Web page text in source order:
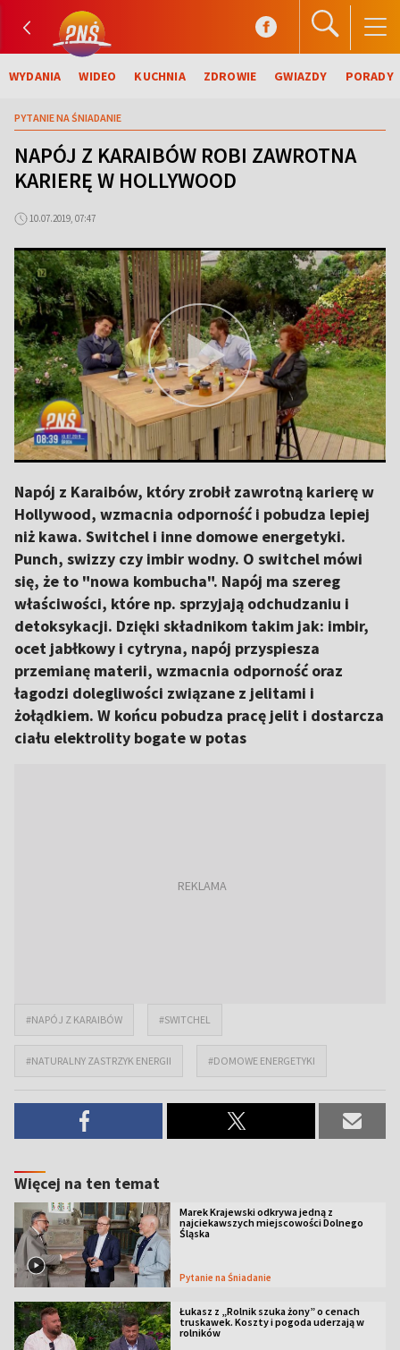
WYDANIA WIDEO KUCHNIA ZDROWIE GWIAZDY PORADY
PYTANIE NA ŚNIADANIE
NAPÓJ Z KARAIBÓW ROBI ZAWROTNA
KARIERĘ W HOLLYWOOD
10.07.2019, 07:47
Napój z Karaibów, który zrobił zawrotną karierę w
Hollywood, wzmacnia odporność i pobudza lepiej
niż kawa. Switchel i inne domowe energetyki.
Punch, swizzy czy imbir wodny. O switchel mówi
się, że to "nowa kombucha". Napój ma szereg
właściwości, które np. sprzyjają odchudzaniu i
detoksykacji. Dzięki składnikom takim jak: imbir,
ocet jabłkowy i cytryna, napój przyspiesza
przemianę materii, wzmacnia odporność oraz
łagodzi dolegliwości związane z jelitami i
żołądkiem. W końcu pobudza pracę jelit i dostarcza
ciału elektrolity bogate w potas
#NAPÓJ Z KARAIBÓW #SWITCHEL
#NATURALNY ZASTRZYK ENERGII #DOMOWE ENERGETYKI
Więcej na ten temat
Marek Krajewski odkrywa jedną z
najciekawszych miejscowości Dolnego
Śląska
Pytanie na Śniadanie
Łukasz z „Rolnik szuka żony” o cenach
truskawek. Koszty i pogoda uderzają w
rolników